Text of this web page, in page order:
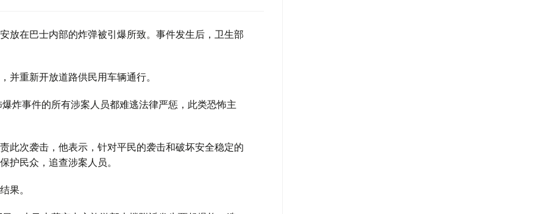
放在巴士内部的炸弹被引爆所致。事件发生后，卫生部
并重新开放道路供民用车辆通行。
炸事件的所有涉案人员都难逃法律严惩，此类恐怖主
此次袭击，他表示，针对平民的袭击和破坏安全稳定的
护民众，追查涉案人员。
果。